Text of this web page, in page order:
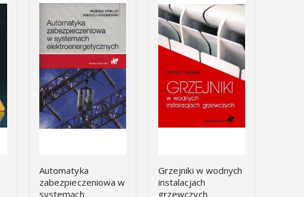
Automatyka
zabezpieczeniowa w
systemach
Grzejniki w wodnych
instalacjach
grzewczych